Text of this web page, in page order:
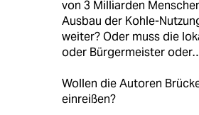
von 3 Milliarden
Ausbau der Kohle-
weiter? Oder muss die
oder Bürgermeister
Wollen die Autoren
einreißen?